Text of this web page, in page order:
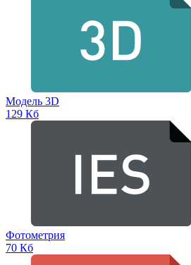
Модель 3D
129 Кб
Фотометрия
70 Кб